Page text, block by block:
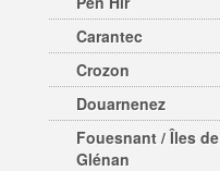
Carantec
Crozon
Douarnenez
Fouesnant / Îles de
Glénan